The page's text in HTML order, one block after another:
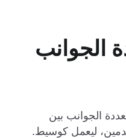
الجوانب
الجوانب بين
ليعمل كوسيط.